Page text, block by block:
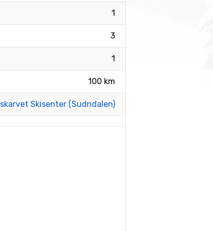
1
3
1
100 km
Skisenter (Sudndalen)